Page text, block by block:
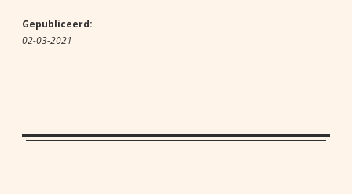
Gepubliceerd:
02-03-2021